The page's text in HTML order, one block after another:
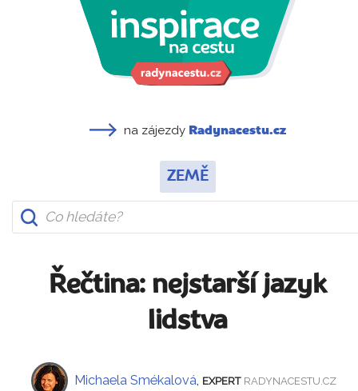
na zájezdy Radynacestu.cz
ZEMĚ
Řečtina: nejstarší jazyk
lidstva
Michaela Smékalová EXPERT RADYNACESTU.CZ